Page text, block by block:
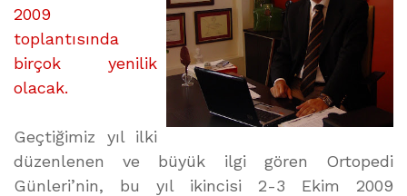
2009
toplantısında
birçok yenilik
olacak.
Geçtiğimiz yıl ilki
düzenlenen ve büyük ilgi gören Ortopedi
Günleri’nin, bu yıl ikincisi 2-3 Ekim 2009